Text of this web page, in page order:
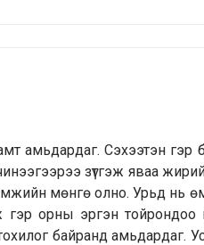
амьдардаг. Сэхээтэн
зүтгэж яваа
мөнгө олно. Урьд нь
гэр орны эргэн
байранд амьдардаг.